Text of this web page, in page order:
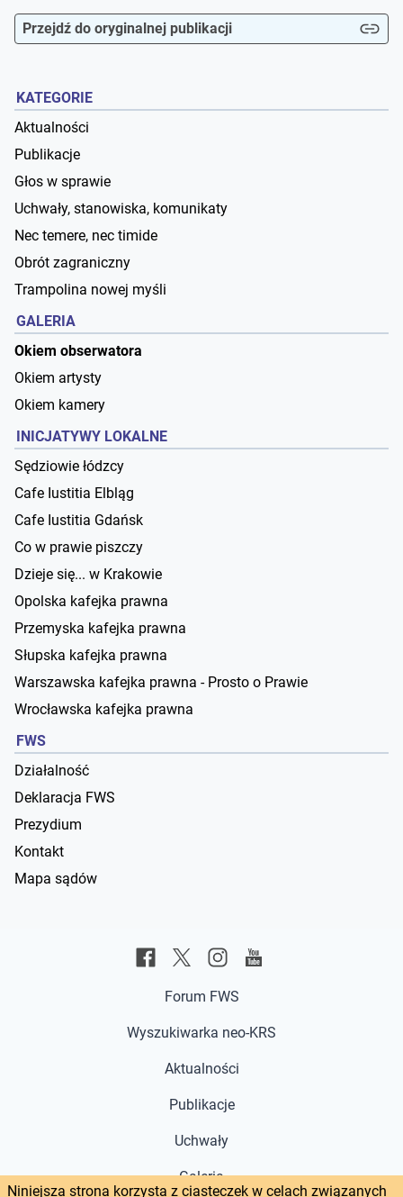
Przejdź do oryginalnej publikacji
KATEGORIE
Aktualności
Publikacje
Głos w sprawie
Uchwały, stanowiska, komunikaty
Nec temere, nec timide
Obrót zagraniczny
Trampolina nowej myśli
GALERIA
Okiem obserwatora
Okiem artysty
Okiem kamery
INICJATYWY LOKALNE
Sędziowie łódzcy
Cafe Iustitia Elbląg
Cafe Iustitia Gdańsk
Co w prawie piszczy
Dzieje się... w Krakowie
Opolska kafejka prawna
Przemyska kafejka prawna
Słupska kafejka prawna
Warszawska kafejka prawna - Prosto o Prawie
Wrocławska kafejka prawna
FWS
Działalność
Deklaracja FWS
Prezydium
Kontakt
Mapa sądów
Forum FWS
Wyszukiwarka neo-KRS
Aktualności
Publikacje
Uchwały
Galeria
Niniejsza strona korzysta z ciasteczek w celach związanych